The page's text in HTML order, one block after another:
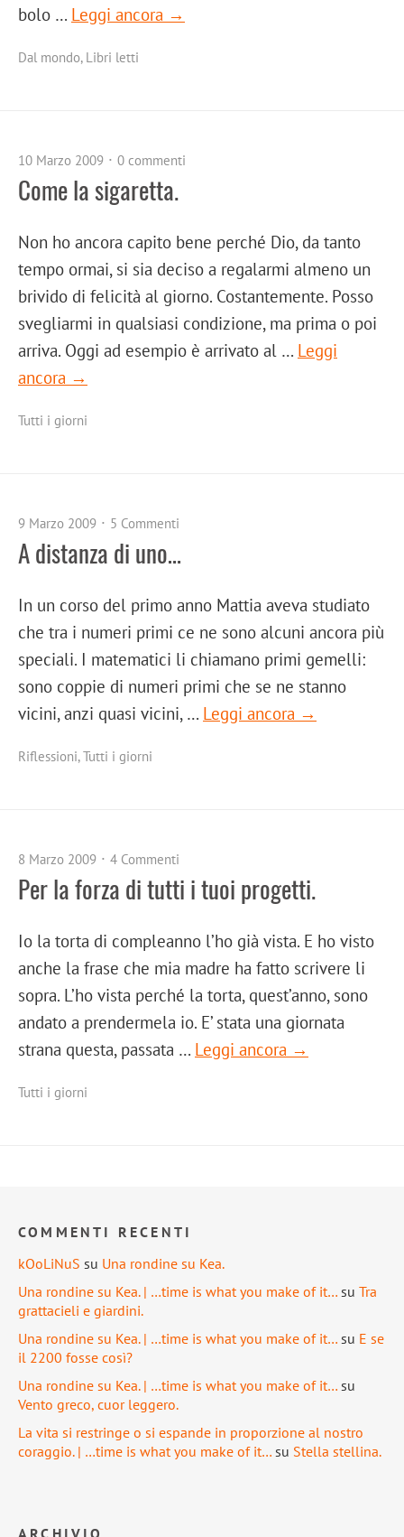
bolo … Leggi ancora →
Dal mondo, Libri letti
10 Marzo 2009 0 commenti
Come la sigaretta.
Non ho ancora capito bene perché Dio, da tanto
tempo ormai, si sia deciso a regalarmi almeno un
brivido di felicità al giorno. Costantemente. Posso
svegliarmi in qualsiasi condizione, ma prima o poi
arriva. Oggi ad esempio è arrivato al … Leggi
ancora →
Tutti i giorni
9 Marzo 2009 5 Commenti
A distanza di uno…
In un corso del primo anno Mattia aveva studiato
che tra i numeri primi ce ne sono alcuni ancora più
speciali. I matematici li chiamano primi gemelli:
sono coppie di numeri primi che se ne stanno
vicini, anzi quasi vicini, … Leggi ancora →
Riflessioni,Tutti i giorni
8 Marzo 2009 4 Commenti
Per la forza di tutti i tuoi progetti.
Io la torta di compleanno l’ho già vista. E ho visto
anche la frase che mia madre ha fatto scrivere li
sopra. L’ho vista perché la torta, quest’anno, sono
andato a prendermela io. E’ stata una giornata
strana questa, passata … Leggi ancora →
Tutti i giorni
COMMENTI RECENTI
kOoLiNuS su Una rondine su Kea.
Una rondine su Kea. | …time is what you make of it… su Tra
grattacieli e giardini.
Una rondine su Kea. | …time is what you make of it… su E se
il 2200 fosse così?
Una rondine su Kea. | …time is what you make of it… su
Vento greco, cuor leggero.
La vita si restringe o si espande in proporzione al nostro
coraggio. | …time is what you make of it… su Stella stellina.